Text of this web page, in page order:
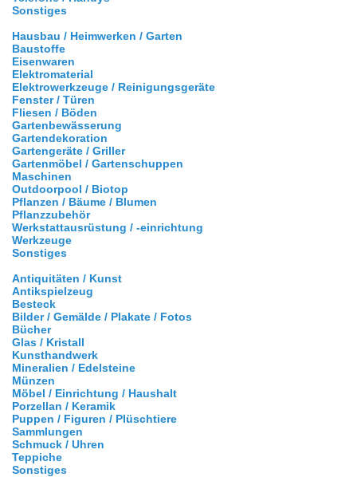
Sonstiges
Hausbau / Heimwerken / Garten
Baustoffe
Eisenwaren
Elektromaterial
Elektrowerkzeuge / Reinigungsgeräte
Fenster / Türen
Fliesen / Böden
Gartenbewässerung
Gartendekoration
Gartengeräte / Griller
Gartenmöbel / Gartenschuppen
Maschinen
Outdoorpool / Biotop
Pflanzen / Bäume / Blumen
Pflanzzubehör
Werkstattausrüstung / -einrichtung
Werkzeuge
Sonstiges
Antiquitäten / Kunst
Antikspielzeug
Besteck
Bilder / Gemälde / Plakate / Fotos
Bücher
Glas / Kristall
Kunsthandwerk
Mineralien / Edelsteine
Münzen
Möbel / Einrichtung / Haushalt
Porzellan / Keramik
Puppen / Figuren / Plüschtiere
Sammlungen
Schmuck / Uhren
Teppiche
Sonstiges